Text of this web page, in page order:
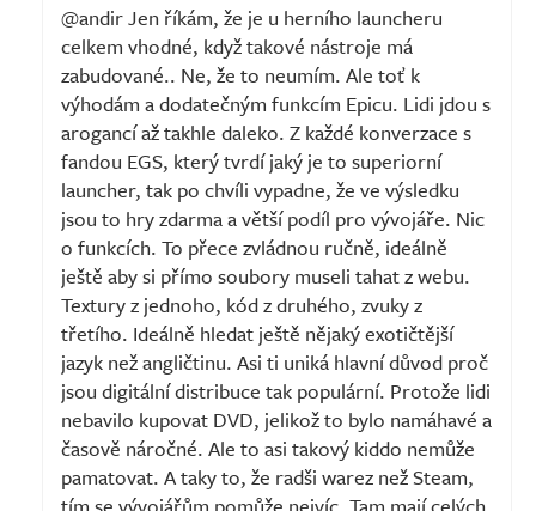
@andir Jen říkám, že je u herního launcheru
celkem vhodné, když takové nástroje má
zabudované.. Ne, že to neumím. Ale toť k
výhodám a dodatečným funkcím Epicu. Lidi jdou s
arogancí až takhle daleko. Z každé konverzace s
fandou EGS, který tvrdí jaký je to superiorní
launcher, tak po chvíli vypadne, že ve výsledku
jsou to hry zdarma a větší podíl pro vývojáře. Nic
o funkcích. To přece zvládnou ručně, ideálně
ještě aby si přímo soubory museli tahat z webu.
Textury z jednoho, kód z druhého, zvuky z
třetího. Ideálně hledat ještě nějaký exotičtější
jazyk než angličtinu. Asi ti uniká hlavní důvod proč
jsou digitální distribuce tak populární. Protože lidi
nebavilo kupovat DVD, jelikož to bylo namáhavé a
časově náročné. Ale to asi takový kiddo nemůže
pamatovat. A taky to, že radši warez než Steam,